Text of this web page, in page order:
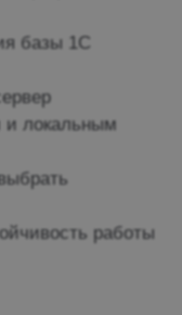
базы 1С
локальным
работы